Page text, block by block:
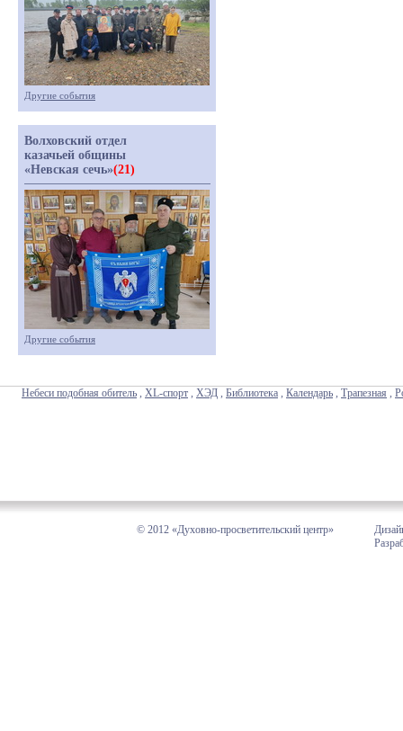
Другие события
Волховский отдел
казачьей общины
«Невская сечь»(21)
Другие события
Небеси подобная обитель , XL-спорт , ХЭД , Библиотека , Календарь , Трапезная ,
© 2012 «Духовно-просветительский центр»